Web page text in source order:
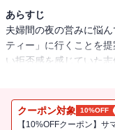
あらすじ
夫婦間の夜の営みに悩
ティー」に行くことを
い拒否感を感じていた
「・・・見学だけなら
ブ「アクアリウム」。
が、しだいに窪塚夫妻
クーポン対象 10%OFF
【10%OFFクーポン】